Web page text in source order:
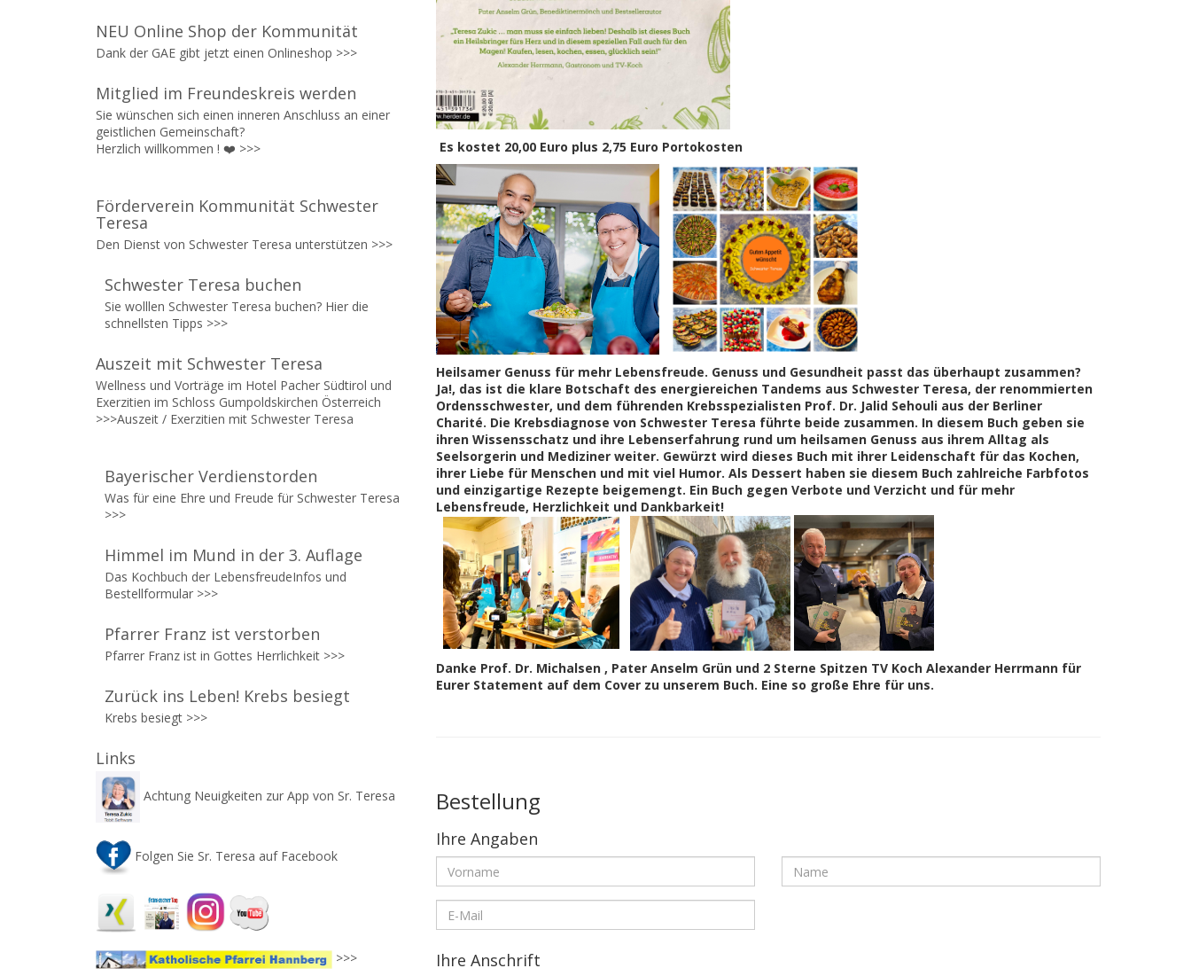
Es kostet 20,00 Euro plus 2,75 Euro Portokosten
Heilsamer Genuss für mehr Lebensfreude. Genuss und Gesundheit passt das überhaupt zusammen?
Ja!, das ist die klare Botschaft des energiereichen Tandems aus Schwester Teresa, der renommierten
Ordensschwester, und dem führenden Krebsspezialisten Prof. Dr. Jalid Sehouli aus der Berliner
Charité. Die Krebsdiagnose von Schwester Teresa führte beide zusammen. In diesem Buch geben sie
ihren Wissensschatz und ihre Lebenserfahrung rund um heilsamen Genuss aus ihrem Alltag als
Seelsorgerin und Mediziner weiter. Gewürzt wird dieses Buch mit ihrer Leidenschaft für das Kochen,
ihrer Liebe für Menschen und mit viel Humor. Als Dessert haben sie diesem Buch zahlreiche Farbfotos
und einzigartige Rezepte beigemengt. Ein Buch gegen Verbote und Verzicht und für mehr
Lebensfreude, Herzlichkeit und Dankbarkeit!
Danke Prof. Dr. Michalsen , Pater Anselm Grün und 2 Sterne Spitzen TV Koch Alexander Herrmann für
Eurer Statement auf dem Cover zu unserem Buch. Eine so große Ehre für uns.
Bestellung
Ihre Angaben
Vorname Name
Mail
Ihre Anschrift
NEU Online Shop der Kommunität
Dank der GAE gibt jetzt einen Onlineshop >>>
Mitglied im Freundeskreis werden
Sie wünschen sich einen inneren Anschluss an einer
geistlichen Gemeinschaft?
Herzlich willkommen ! ❤️ >>>
Förderverein Kommunität Schwester
Teresa
Den Dienst von Schwester Teresa unterstützen >>>
Schwester Teresa buchen
Sie wolllen Schwester Teresa buchen? Hier die
schnellsten Tipps >>>
Auszeit mit Schwester Teresa
Wellness und Vorträge im Hotel Pacher Südtirol und
Exerzitien im Schloss Gumpoldskirchen Österreich
>>>Auszeit / Exerzitien mit Schwester Teresa
Bayerischer Verdienstorden
Was für eine Ehre und Freude für Schwester Teresa
>>>
Himmel im Mund in der 3. Auflage
Das Kochbuch der LebensfreudeInfos und
Bestellformular >>>
Pfarrer Franz ist verstorben
Pfarrer Franz ist in Gottes Herrlichkeit >>>
Zurück ins Leben! Krebs besiegt
Krebs besiegt >>>
Links
Achtung Neuigkeiten zur App von Sr. Teresa
Folgen Sie Sr. Teresa auf Facebook
>>>